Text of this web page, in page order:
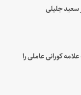
سعید جلیلی
کورانی عاملی را